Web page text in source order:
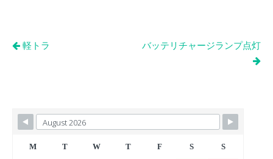
投
ゲ
ー
軽トラ バッテリチャージランプ点灯
M T W T F S S